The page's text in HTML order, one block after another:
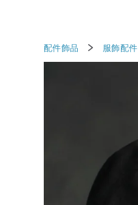
配件飾品 服飾配件